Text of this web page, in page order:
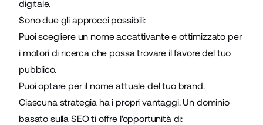
digitale.
Sono due gli approcci possibili:
Puoi scegliere un nome accattivante e ottimizzato per
i motori di ricerca che possa trovare il favore del tuo
pubblico.
Puoi optare per il nome attuale del tuo brand.
Ciascuna strategia ha i propri vantaggi. Un dominio
basato sulla SEO ti offre l'opportunità di: